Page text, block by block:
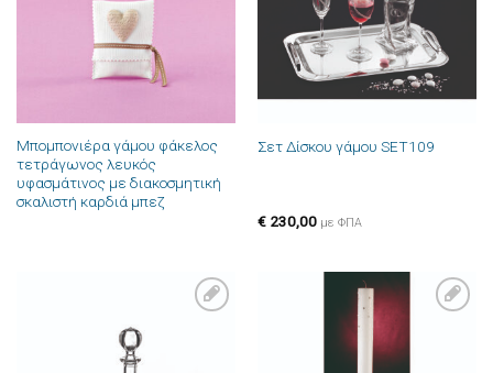
Μπομπονιέρα γάμου φάκελος
τετράγωνος λευκός
υφασμάτινος με διακοσμητική
σκαλιστή καρδιά μπεζ
Σετ Δίσκου γάμου SET109
€230,00 με ΦΠΑ
επιθυμιών